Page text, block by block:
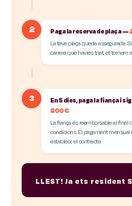
2 Paga la reserva de plaça —
La teva plaça queda assegurada.
carrera que havies triat, et tornem
3
En 5 dies, paga la fiança i
800 €
La fiança és reemborsable al final
condicions. El pagament mensual
estableix el contracte.
LLEST! Ja ets resident